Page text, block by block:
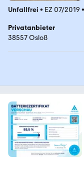
Unfallfrei • EZ 07/2019 •
Privatanbieter
38557 Osloß